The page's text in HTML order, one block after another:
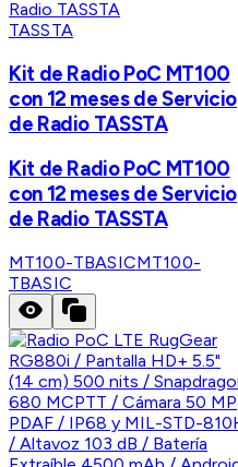
TASSTA
Kit de Radio PoC MT100
con 12 meses de Servicio
de Radio TASSTA
Kit de Radio PoC MT100
con 12 meses de Servicio
de Radio TASSTA
MT100-TBASICMT100-
TBASIC